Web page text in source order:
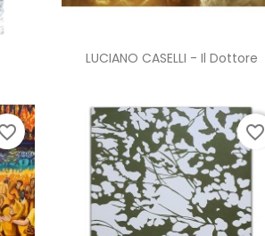
Anteprima
LUCIANO CASELLI - Il Dottore
favorite_border